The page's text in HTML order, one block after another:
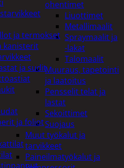
ohentimet
Liuottimet
Metallimaalit
Spraymaalit ja
-lakat
Talomaalit
Muuraus, tapetointi
ja laatoitus
Pensselit telat ja
lastat
Sekoittimet
Suojaus
Muut työkalut ja
tarvikkeet
Paineilmatyökalut ja
ja termokset
kanisterit
ja sudit
ja foliot